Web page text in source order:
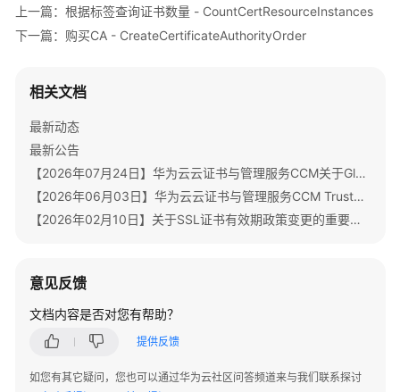
告
介
绍
计
费
说
明
速
门
证
上一篇：根据标签查询证书数量 - CountCertResourceInstances
下一篇：购买CA - CreateCertificateAuthorityOrder
相关文档
最新动态
最新公告
【2026年07月24日】华为云云证书与管理服务CCM关于GlobalSign根证书体系迁移通知
【2026年06月03日】华为云云证书与管理服务CCM TrustAsia品牌证书停售通知
【2026年02月10日】关于SSL证书有效期政策变更的重要通知
意见反馈
文档内容是否对您有帮助？
提供反馈
如您有其它疑问，您也可以通过华为云社区问答频道来与我们联系探讨